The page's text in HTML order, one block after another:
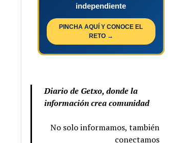
independiente
PINCHA AQUÍ Y CONOCE EL
RETO →
Diario de Getxo, donde la
información crea comunidad
No solo informamos, también
conectamos